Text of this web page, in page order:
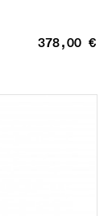
378,00 €